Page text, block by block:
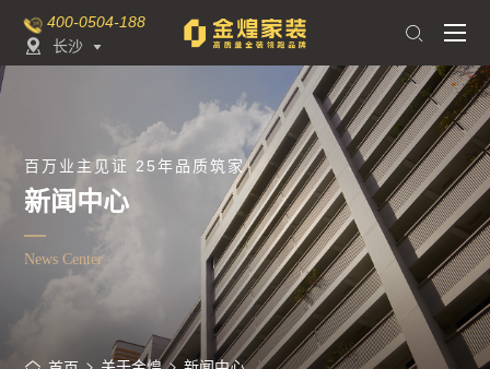
400-0504-188
长沙 

百万业主见证 25年品质筑家
新闻中心
News Center